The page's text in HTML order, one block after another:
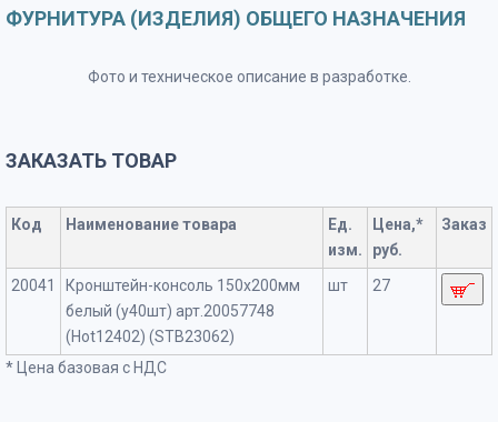
ФУРНИТУРА (ИЗДЕЛИЯ) ОБЩЕГО НАЗНАЧЕНИЯ
Фото и техническое описание в разработке.
ЗАКАЗАТЬ ТОВАР
Код Наименование товара
Ед.
изм.
Цена,*
руб.
Заказ
20041
Кронштейн-консоль 150х200мм
белый (у40шт) арт.20057748
(Hot12402) (STB23062)
шт 27
* Цена базовая с НДС